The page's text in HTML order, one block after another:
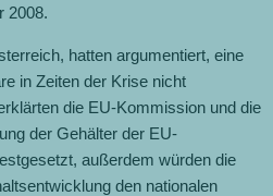
2008.
hatten argumentiert, eine
in Zeiten der Krise nicht
die EU-Kommission und die
der Gehälter der EU-
außerdem würden die
den nationalen